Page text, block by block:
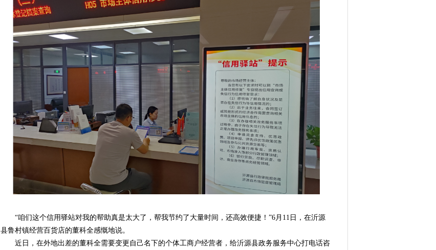
“咱们这个信用驿站对我的帮助真是太大了，帮我节约了大量时间，还高效便捷！”6月11日，在沂源
县鲁村镇经营百货店的董科全感慨地说。
近日，在外地出差的董科全需要变更自己名下的个体工商户经营者，给沂源县政务服务中心打电话咨